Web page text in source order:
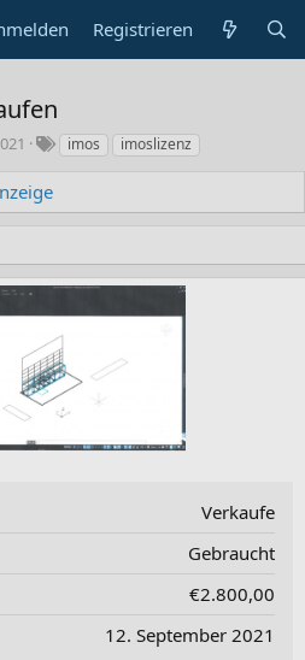
Registrieren
S
l
o
r
t
e
imos imoslizenz
Verkaufe
Gebraucht
€2.800,00
12. September 2021